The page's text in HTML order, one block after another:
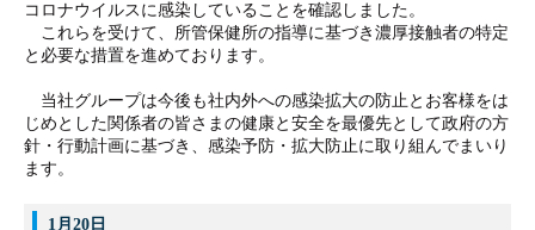
コロナウイルスに感染していることを確認しました。
これらを受けて、所管保健所の指導に基づき濃厚接触者の特定
と必要な措置を進めております。
当社グループは今後も社内外への感染拡大の防止とお客様をは
じめとした関係者の皆さまの健康と安全を最優先として政府の方
針・行動計画に基づき、感染予防・拡大防止に取り組んでまいり
ます。
1月20日